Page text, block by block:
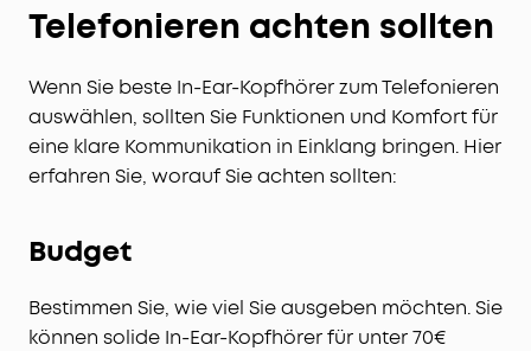
Telefonieren achten sollten
Wenn Sie beste In-Ear-Kopfhörer zum Telefonieren
auswählen, sollten Sie Funktionen und Komfort für
eine klare Kommunikation in Einklang bringen. Hier
erfahren Sie, worauf Sie achten sollten:
Budget
Bestimmen Sie, wie viel Sie ausgeben möchten. Sie
können solide In-Ear-Kopfhörer für unter 70€